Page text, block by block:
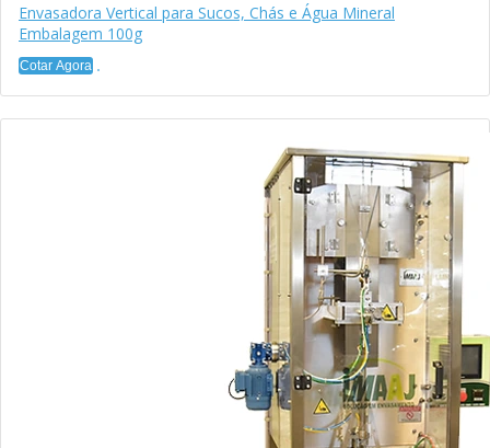
Envasadora Vertical para Sucos, Chás e Água Mineral
Embalagem 100g
Cotar Agora